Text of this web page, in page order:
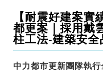
【耐震好建案實
都更案｜採用戴
柱工法-建築安全
中力都市更新團隊執行